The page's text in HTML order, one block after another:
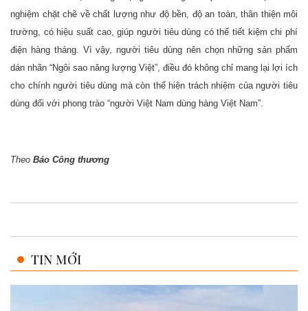
nghiệm chặt chẽ về chất lượng như độ bền, độ an toàn, thân thiện môi
trường, có hiệu suất cao, giúp người tiêu dùng có thể tiết kiệm chi phí
điện hàng tháng. Vì vậy, người tiêu dùng nên chọn những sản phẩm
dán nhãn “Ngôi sao năng lượng Việt”, điều đó không chỉ mang lại lợi ích
cho chính người tiêu dùng mà còn thể hiện trách nhiệm của người tiêu
dùng đối với phong trào “người Việt Nam dùng hàng Việt Nam”.
Theo Báo Công thương
TIN MỚI